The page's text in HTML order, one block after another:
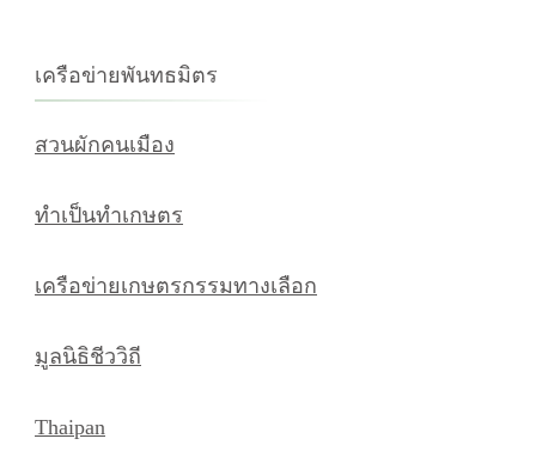
เครือข่ายพันทธมิตร
สวนผักคนเมือง
ทำเป็นทำเกษตร
เครือข่ายเกษตรกรรมทางเลือก
มูลนิธิชีววิถี
Thaipan